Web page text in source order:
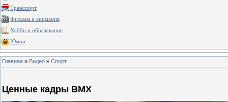
Транспорт
Фильмы и анимация
Хобби и образование
Юмор
Главная » Видео » Спорт
Ценные кадры BMX